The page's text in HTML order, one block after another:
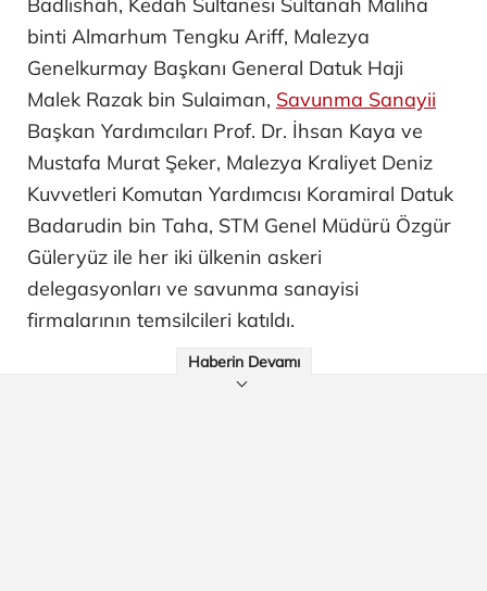
binti Almarhum Tengku Ariff, Malezya
Genelkurmay Başkanı General Datuk Haji
Malek Razak bin Sulaiman, Savunma Sanayii
Başkan Yardımcıları Prof. Dr. İhsan Kaya ve
Mustafa Murat Şeker, Malezya Kraliyet Deniz
Kuvvetleri Komutan Yardımcısı Koramiral Datuk
Badarudin bin Taha, STM Genel Müdürü Özgür
Güleryüz ile her iki ülkenin askeri
delegasyonları ve savunma sanayisi
firmalarının temsilcileri katıldı.
Haberin Devamı